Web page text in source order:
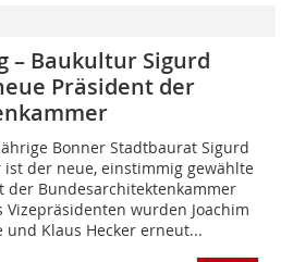
– Baukultur Sigurd
Präsident der
Bonner Stadtbaurat Sigurd
ist der neue, einstimmig gewählte
der Bundesarchitektenkammer
Vizepräsidenten wurden Joachim
und Klaus Hecker erneut...